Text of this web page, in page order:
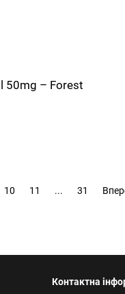
50mg – Forest
10 11 ... 31
Контактна